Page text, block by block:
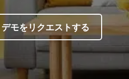
デモをリクエストする